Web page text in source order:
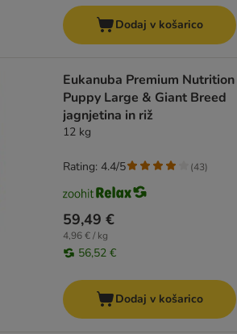
Dodaj v košarico
Eukanuba Premium Nutrition
Puppy Large & Giant Breed
jagnjetina in riž
12 kg
59,49 €
4,96 € / kg
56,52 €
Rating: 4.4/5 (43)
Dodaj v košarico